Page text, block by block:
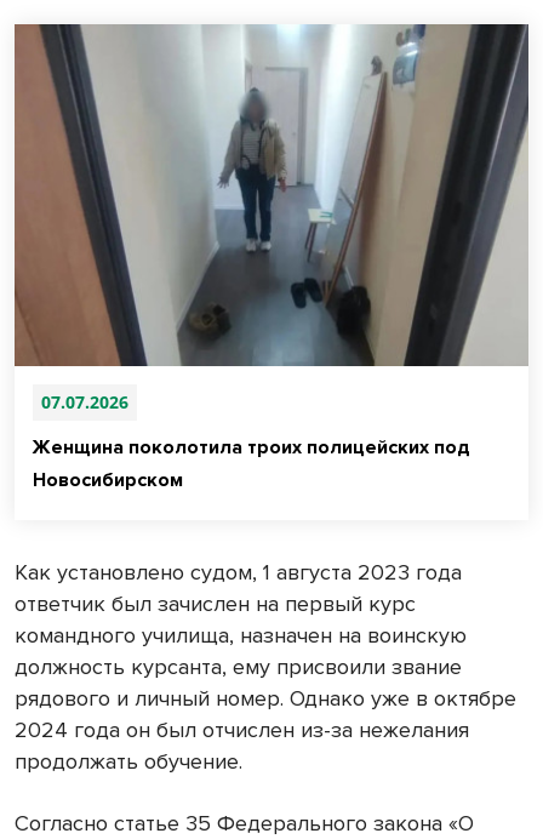
07.07.2026
Женщина поколотила троих полицейских под
Новосибирском
Как установлено судом, 1 августа 2023 года
ответчик был зачислен на первый курс
командного училища, назначен на воинскую
должность курсанта, ему присвоили звание
рядового и личный номер. Однако уже в октябре
2024 года он был отчислен из-за нежелания
продолжать обучение.
Согласно статье 35 Федерального закона «О